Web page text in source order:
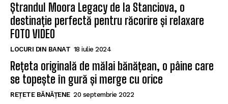
Ștrandul Moora Legacy de la Stanciova, o
destinație perfectă pentru răcorire și relaxare
FOTO VIDEO
LOCURI DIN BANAT 18 iulie 2024
Rețeta originală de mălai bănățean, o pâine care
se topește în gură și merge cu orice
REȚETE BĂNĂȚENE 20 septembrie 2022